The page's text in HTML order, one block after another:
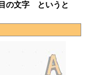
の文字 というと